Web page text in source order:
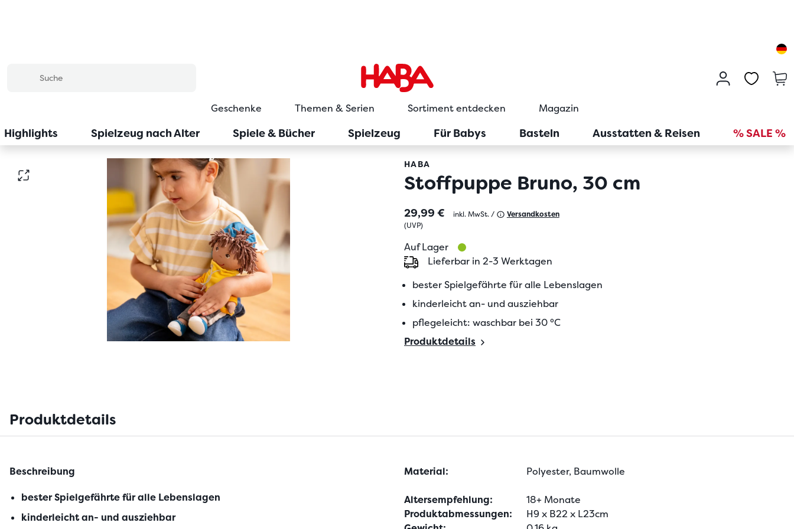
Geschenke Themen & Serien Sortiment entdecken Magazin
Highlights Spielzeug nach Alter Spiele & Bücher Spielzeug Für Babys Basteln Ausstatten & Reisen % SALE %
HABA
Stoffpuppe Bruno, 30 cm
29,99 € inkl. MwSt. /
Versandkosten
(UVP)
Auf Lager
Lieferbar in 2-3 Werktagen
bester Spielgefährte für alle Lebenslagen
kinderleicht an- und ausziehbar
pflegeleicht: waschbar bei 30 °C
Produktdetails
Produktdetails
Beschreibung
bester Spielgefährte für alle Lebenslagen
kinderleicht an- und ausziehbar
Material: Polyester, Baumwolle
Altersempfehlung:
18+ Monate
Produktabmessungen:
H9 x B22 x L23cm